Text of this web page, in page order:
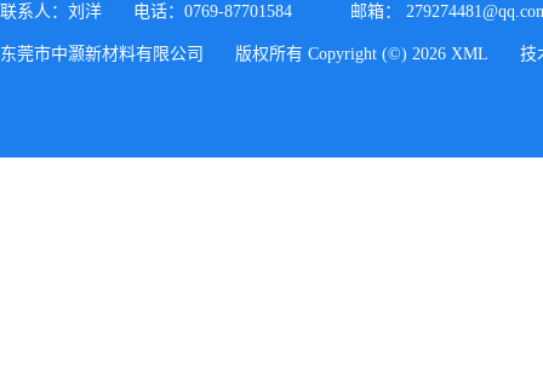
联系人：刘洋 电话：0769-87701584 邮箱：
东莞市中灏新材料有限公司 版权所有 Copyright (©) 2026 XML 技